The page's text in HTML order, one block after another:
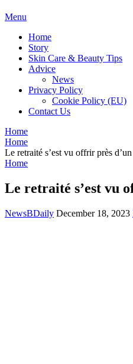
BDAILY
Menu
Home
Story
Skin Care & Beauty Tips
Advice
News
Privacy Policy
Cookie Policy (EU)
Contact Us
Home
Home
Le retraité s’est vu offrir près
Home
Le retraité s’est vu
NewsBDaily December 18, 2023